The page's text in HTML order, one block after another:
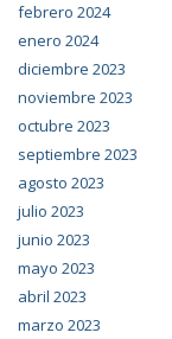
febrero 2024
enero 2024
diciembre 2023
noviembre 2023
octubre 2023
septiembre 2023
agosto 2023
julio 2023
junio 2023
mayo 2023
abril 2023
marzo 2023